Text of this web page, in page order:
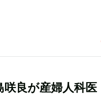
良が産婦人科医